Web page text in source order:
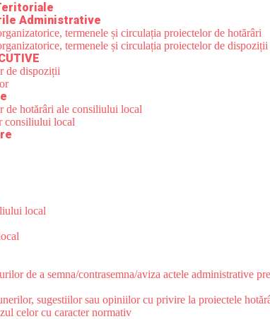
Administrative
termenele și circulația proiectelor de hotărâri
termenele și circulația proiectelor de dispoziții
de dispoziții
de hotărâri ale consiliului local
consiliului local
local
de a semna/contrasemna/aviza actele administrative
sugestiilor sau opiniilor cu privire la proiectele
celor cu caracter normativ